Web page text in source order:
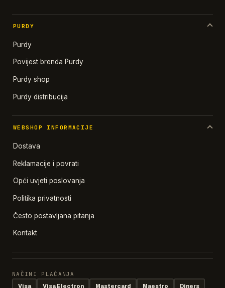
PURDY
Purdy
Povijest brenda Purdy
Purdy shop
Purdy distribucija
WEBSHOP INFORMACIJE
Dostava
Reklamacije i povrati
Opći uvjeti poslovanja
Politika privatnosti
Često postavljana pitanja
Kontakt
NAČINI PLAĆANJA
Visa Visa Electron Mastercard Maestro Diners